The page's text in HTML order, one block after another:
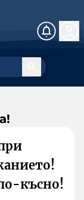
късно!